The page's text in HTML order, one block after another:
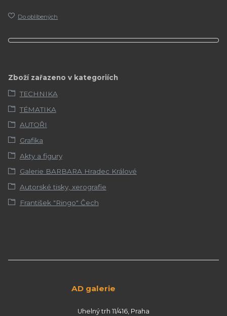
Do oblíbených
Zboží zařazeno v kategoriích
TECHNIKA
TÉMATIKA
AUTOŘI
Grafika
Akty a figury
Galerie BARBARA Hradec Králové
Autorské tisky, xerografie
František "Ringo" Čech
AD galerie
Uhelný trh 11/416, Praha